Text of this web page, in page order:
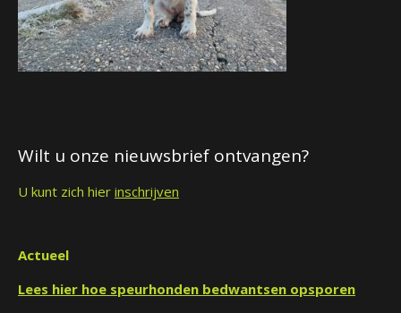
Wilt u onze nieuwsbrief ontvangen?
U kunt zich hier inschrijven
Actueel
Lees hier hoe speurhonden bedwantsen opsporen